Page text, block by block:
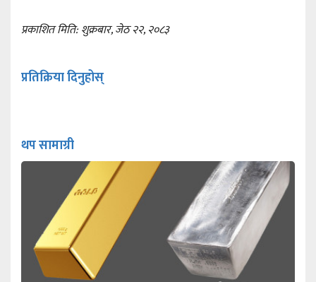
प्रकाशित मिति: शुक्रबार, जेठ २२, २०८३
प्रतिक्रिया दिनुहोस्
थप सामाग्री